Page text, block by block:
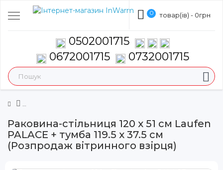
0 товар(ів) - 0грн
0502001715
0672001715
0732001715
Раковина-стільниця 120 х 51 см Laufen
PALACE + тумба 119.5 х 37.5 см
(Розпродаж вітринного взірця)